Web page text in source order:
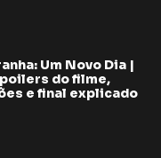
Um Novo Dia |
do filme,
e final explicado